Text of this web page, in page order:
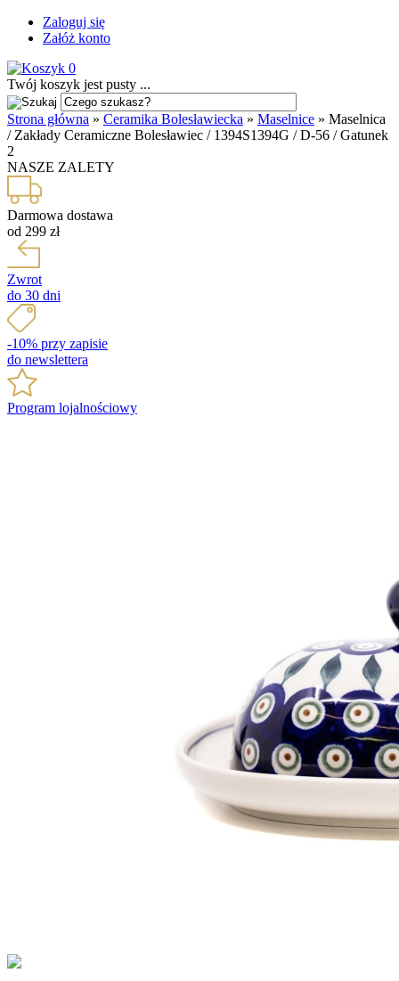
Zaloguj się
Załóż konto
0
Twój koszyk jest pusty ...
Strona główna » Ceramika Bolesławiecka » Maselnice » Maselnica
/ Zakłady Ceramiczne Bolesławiec / 1394S1394G / D-56 / Gatunek
2
NASZE ZALETY
Darmowa dostawa
od 299 zł
Zwrot
do 30 dni
-10% przy zapisie
do newslettera
Program lojalnościowy